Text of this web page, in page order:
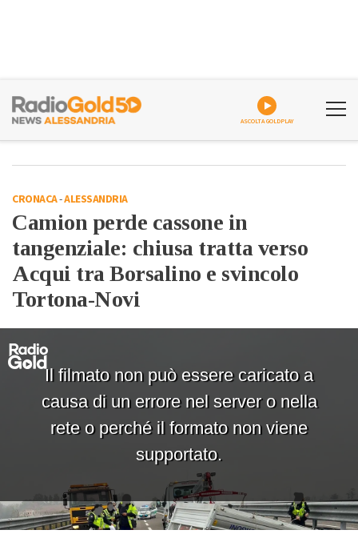
ASCOLTA GOLDPLAY
CRONACA-ALESSANDRIA
Camion perde cassone in
tangenziale: chiusa tratta verso
Acqui tra Borsalino e svincolo
Tortona-Novi